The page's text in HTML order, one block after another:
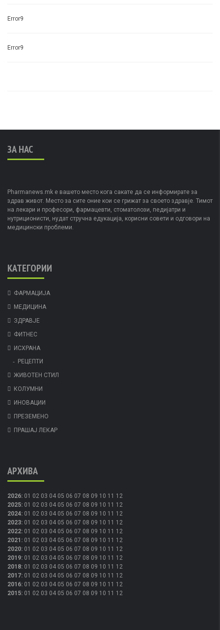
Error9
Error9
ЗА НАС
Pharmanews.mk е вашето место кога сакате да се информирате за
здрав живот. Место за сите оние кои се грижат за своето здравје. Тимот
на лекари и професори, фармацевти, стоматолози, педијатри и
нутриционисти, нудат стручна едукација, корисни совети и одговори на
медицински проблеми.
КАТЕГОРИИ
ФАРМАЦИЈА
МЕДИЦИНА
ЗДРАВЈЕ
ФИТНЕС
ИСХРАНА
РЕЦЕПТИ
ЖИВОТЕН СТИЛ
КОЛУМНИ
ИНОВАЦИИ
ПРЕЗЕМЕНО
ПРАШАЈ ЛЕКАР
АРХИВА
2026: 01 02 03 04 05 06 07 08 09 10 11 12
2025: 01 02 03 04 05 06 07 08 09 10 11 12
2024: 01 02 03 04 05 06 07 08 09 10 11 12
2023: 01 02 03 04 05 06 07 08 09 10 11 12
2022: 01 02 03 04 05 06 07 08 09 10 11 12
2021 : 01 02 03 04 05 06 07 08 09 10 11 12
2020: 01 02 03 04 05 06 07 08 09 10 11 12
2019: 01 02 03 04 05 06 07 08 09 10 11 12
2018: 01 02 03 04 05 06 07 08 09 10 11 12
2017: 01 02 03 04 05 06 07 08 09 10 11 12
2016: 01 02 03 04 05 06 07 08 09 10 11 12
2015: 01 02 03 04 05 06 07 08 09 10 11 12